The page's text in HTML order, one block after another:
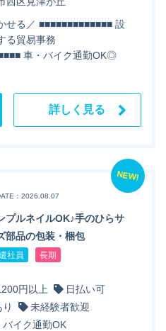
せる／ ■■■■■■■■■■■■■ 設
る貿易事務
車・バイク通勤OK◎
詳しく見る
NEW!
：2026.08.07
プルネイルOK♪手のひらサ
部品の包装・梱包
社員 長期
円以上
日払い可
未経験者歓迎
バイク通勤OK